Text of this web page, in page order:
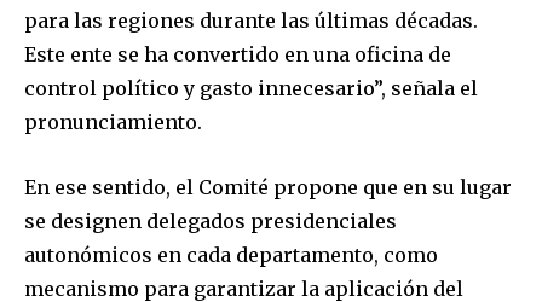
para las regiones durante las últimas décadas.
Este ente se ha convertido en una oficina de
control político y gasto innecesario”, señala el
pronunciamiento.
En ese sentido, el Comité propone que en su lugar
se designen delegados presidenciales
autonómicos en cada departamento, como
mecanismo para garantizar la aplicación del